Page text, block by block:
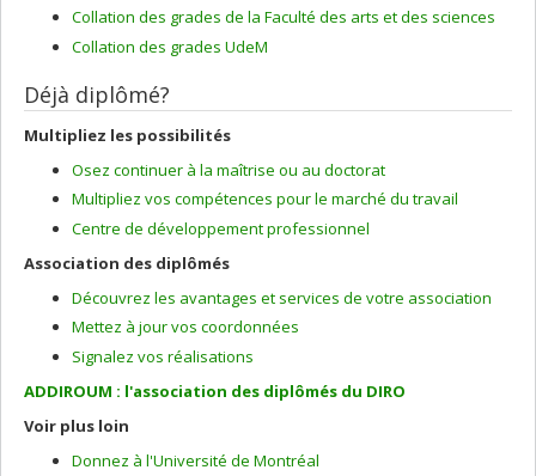
Collation des grades de la Faculté des arts et des sciences
Collation des grades UdeM
Déjà diplômé?
Multipliez les possibilités
Osez continuer à la maîtrise ou au doctorat
Multipliez vos compétences pour le marché du travail
Centre de développement professionnel
Association des diplômés
Découvrez les avantages et services de votre association
Mettez à jour vos coordonnées
Signalez vos réalisations
ADDIROUM : l'association des diplômés du DIRO
Voir plus loin
Donnez à l'Université de Montréal